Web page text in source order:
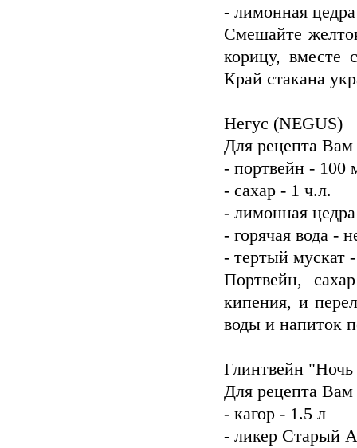
- лимонная
Смешайте
корицу, вместе
Край стакана
Негус (NEGUS)
Для рецепта Вам
- портвейн - 100
- сахар - 1 ч.л.
- лимонная
- горячая вода -
- тертый мускат
Портвейн,
кипения, и
воды и напиток
Глинтвейн
Для рецепта Вам
- кагор - 1.5 л
- ликер Старый